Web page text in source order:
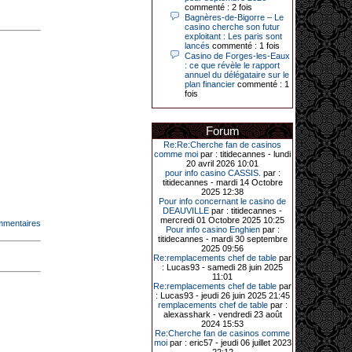
Le plus gros gain gagné depuis plus
de 20 ans dans l’établissement.
31-03-2026|
Série de jackpots au casino JOA de
Gujan-Mestras : ce mois de mars a
été fructueux pour quelques
joueurs. D’abord avec 44 207 euros
une machine à sous pour une mise
initiale de 5,28 €. Puis quelques
jours plus tard, le vendredi 27 mars,
un joueur a décroché 12 086 euros
sur une autre machine à sous.
Enfin, troisième et dernier jackpot,
record cette fois-ci, le samedi 28
mars dernier. Quelque 111 322
euros ont été remportés sur la table
d’Ultimate Texas Hold’em Poker,
grâce à une mise de 5 euros sur la
case bonus et une quinte flush
royale. Ces gains ont été annoncés
dans un communiqué diffusé par le
casino ce lundi 30 mars en soirée.
11-01-2026|
Dimanche 11 janvier, en soirée, une
cliente retraitée de 78 ans, habitant
Trémuson, a eu l’énorme surprise
commenté : 2 fois
Bagnères-de-Bigorre – Le
casino cherche son futur
exploitant : Les paris sont
lancés commenté : 1 fois
Casino de Forges-les-Eaux
: ce que révèle le rapport
annuel du délégataire sur le
plan financier commenté : 1
fois
Forum
Re:Re:Cherche fan de casinos
comme moi par : titidecannes - lundi
20 avril 2026 10:01
pour info casino CASSIS. par :
titidecannes - mardi 14 Octobre
2025 12:38
Pour info concernant le casino de
DEAUVILLE par : titidecannes -
mercredi 01 Octobre 2025 10:25
Pour info casino Enghienpar :
titidecannes - mardi 30 septembre
2025 09:56
Re:remplacements chef de table par
: Lucas93 - samedi 28 juin 2025
11:01
Re:remplacements chef de table par
: Lucas93 - jeudi 26 juin 2025 21:45
remplacements chef de tablepar :
alexasshark - vendredi 23 août
2024 15:53
Re:Cherche fan de casinos comme
moipar : eric57 - jeudi 06 juillet 2023